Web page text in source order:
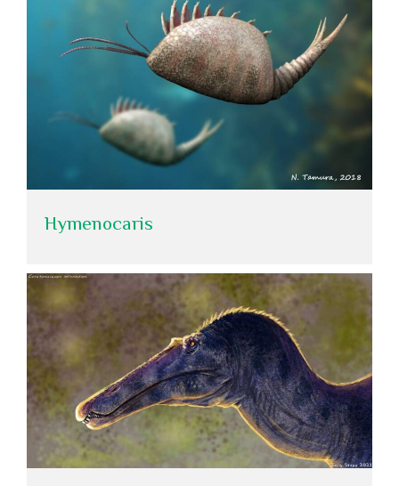
Hymenocaris